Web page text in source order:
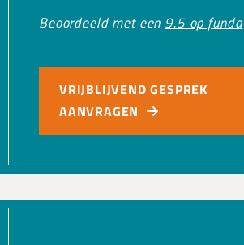
Beoordeeld met een 9.5 op funda
VRIJBLIJVEND GESPREK
AANVRAGEN